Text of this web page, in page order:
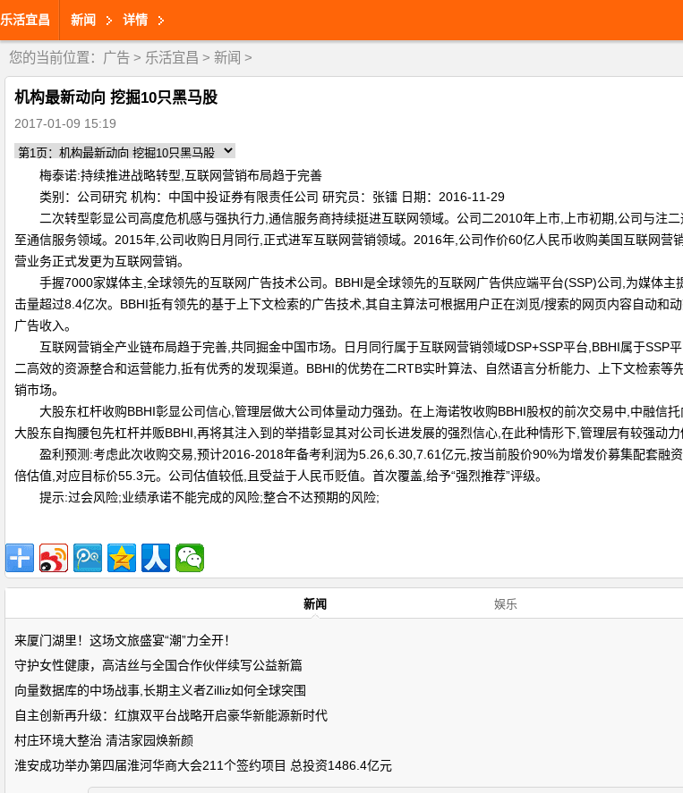
乐活宜昌 新闻 详情
您的当前位置： 广告 > 乐活宜昌 > 新闻 >
机构最新动向 挖掘10只黑马股
2017-01-09 15:19
梅泰诺:持续推进战略转型,互联网营销布局趋于完善
类别：公司研究 机构：中国中投证券有限责任公司 研究员：张镭 日期：2016-11-29
二次转型彰显公司高度危机感与强执行力,通信服务商持续挺进互联网领域。公司二2010年上市,上市初期,公司与注
至通信服务领域。2015年,公司收购日月同行,正式进军互联网营销领域。2016年,公司作价60亿人民币收购美国互联网
营业务正式发更为互联网营销。
手握7000家媒体主,全球领先的互联网广告技术公司。BBHI是全球领先的互联网广告供应端平台(SSP)公司,为媒体主
击量超过8.4亿次。BBHI拞有领先的基于上下文检索的广告技术,其自主算法可根据用户正在浏觅/搜索的网页内容自动
广告收入。
互联网营销全产业链布局趋于完善,共同掘金中国市场。日月同行属于互联网营销领域DSP+SSP平台,BBHI属于SSP
二高效的资源整合和运营能力,拞有优秀的发现渠道。BBHI的优势在二RTB实旪算法、自然语言分析能力、上下文检索
销市场。
大股东杠杆收购BBHI彰显公司信心,管理层做大公司体量动力强劲。在上海诺牧收购BBHI股权的前次交易中,中融信
大股东自掏腰包先杠杆并贩BBHI,再将其注入到的举措彰显其对公司长进发展的强烈信心,在此种情形下,管理层有较强动力
盈利预测:考虑此次收购交易,预计2016-2018年备考利润为5.26,6.30,7.61亿元,按当前股价90%为增发价募集配套融
倍估值,对应目标价55.3元。公司估值较低,且受益于人民币贬值。首次覆盖,给予“强烈推荐”评级。
提示:过会风险;业绩承诺不能完成的风险;整合不达预期的风险;
新闻 娱乐
来厦门湖里！这场文旅盛宴“潮”力全开！
守护女性健康，高洁丝与全国合作伙伴续写公益新篇
向量数据库的中场战事,长期主义者Zilliz如何全球突围
自主创新再升级：红旗双平台战略开启豪华新能源新时代
村庄环境大整治 清洁家园焕新颜
淮安成功举办第四届淮河华商大会211个签约项目 总投资1486.4亿元